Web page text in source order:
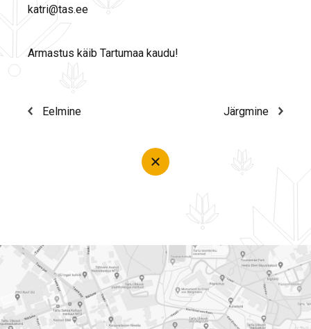
katri@tas.ee
Armastus käib Tartumaa kaudu!
Eelmine Järgmine